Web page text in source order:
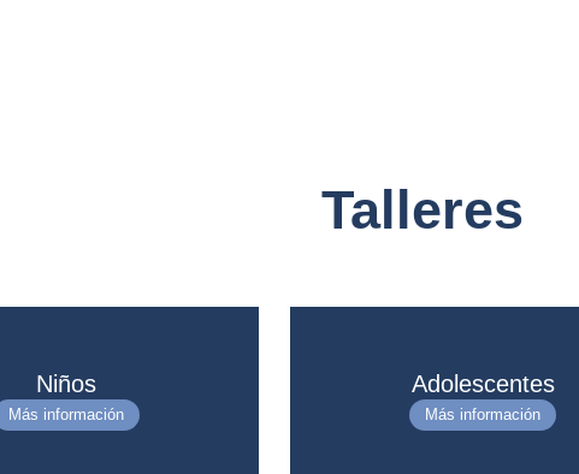
Talleres
Niños
Más información
Adolescentes
Más información